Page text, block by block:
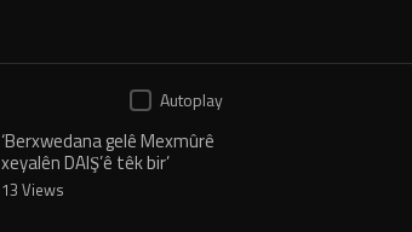
Autoplay
‘Berxwedana gelê Mexmûrê
xeyalên DAIŞ’ê têk bir’
13 Views